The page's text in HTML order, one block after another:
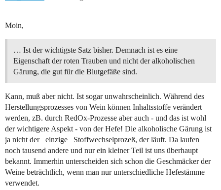
Moin,
… Ist der wichtigste Satz bisher. Demnach ist es eine
Eigenschaft der roten Trauben und nicht der alkoholischen
Gärung, die gut für die Blutgefäße sind.
Kann, muß aber nicht. Ist sogar unwahrscheinlich. Während des
Herstellungsprozesses von Wein können Inhaltsstoffe verändert
werden, zB. durch RedOx-Prozesse aber auch - und das ist wohl
der wichtigere Aspekt - von der Hefe! Die alkoholische Gärung ist
ja nicht der _einzige_ Stoffwechselprozeß, der läuft. Da laufen
noch tausend andere und nur ein kleiner Teil ist uns überhaupt
bekannt. Immerhin unterscheiden sich schon die Geschmäcker der
Weine beträchtlich, wenn man nur unterschiedliche Hefestämme
verwendet.